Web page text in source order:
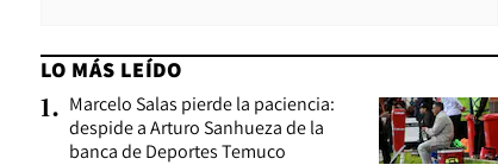
LO MÁS LEÍDO
1. Marcelo Salas pierde la paciencia:
despide a Arturo Sanhueza de la
banca de Deportes Temuco